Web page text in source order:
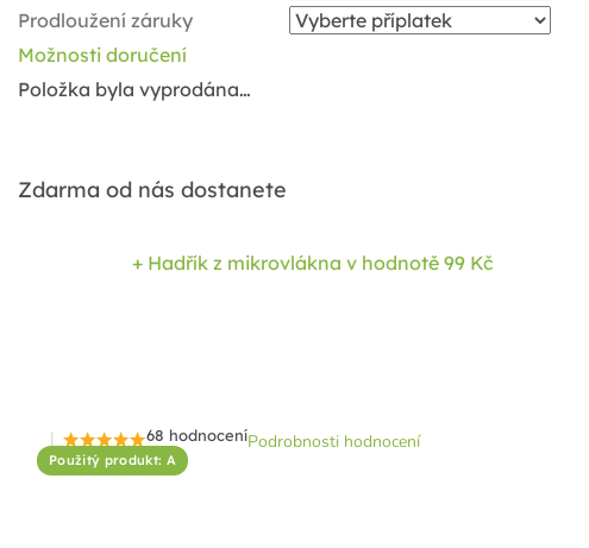
Použitý produkt: A
Průměrné
hodnocení
68 hodnoceníPodrobnosti hodnocení
Prodloužení záruky
Možnosti doručení
Položka byla vyprodána…
Zdarma od nás dostanete
+ Hadřík z mikrovlákna v hodnotě 99 Kč